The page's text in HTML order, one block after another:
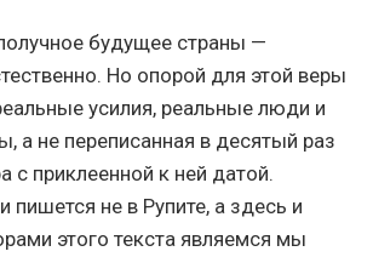
будущее страны —
Но опорой для этой веры
усилия, реальные люди и
а не переписанная в десятый раз
с приклеенной к ней датой.
пишется не в Рупите, а здесь и
этого текста являемся мы